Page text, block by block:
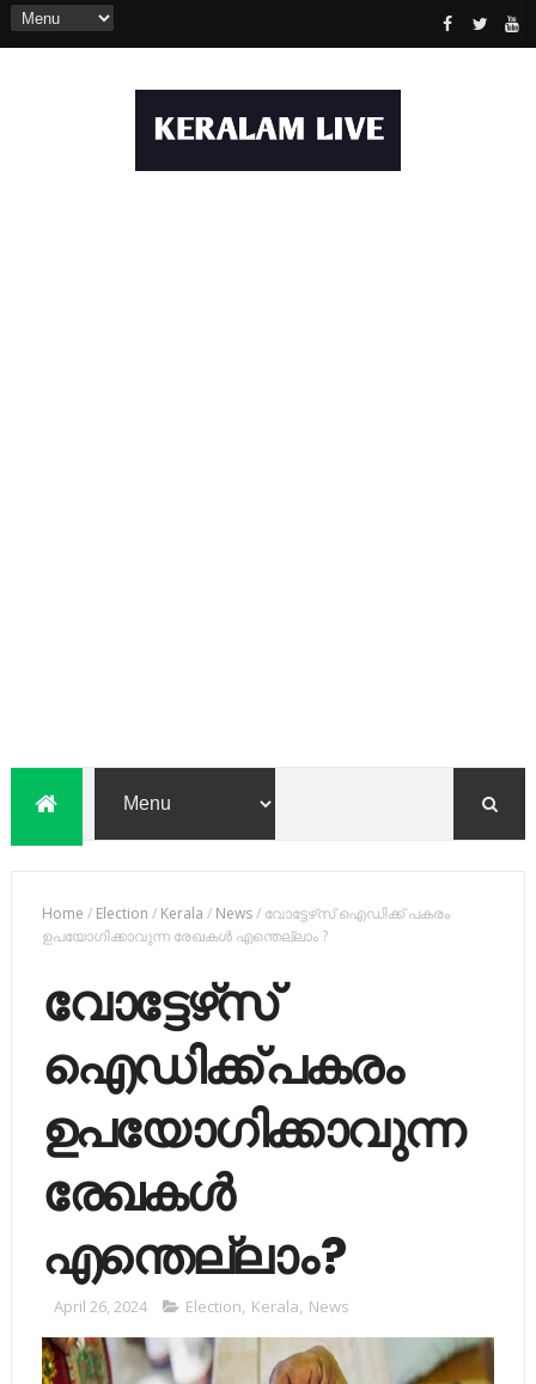
Home / Election / Kerala / News/ വോട്ടേഴ്‌സ് ഐഡിക്ക് പകരം
ഉപയോഗിക്കാവുന്ന രേഖകൾ എന്തെല്ലാം ?
വോട്ടേഴ്‌സ്
ഐഡിക്ക് പകരം
ഉപയോഗിക്കാവുന്ന
രേഖകൾ
എന്തെല്ലാം ?
April 26, 2024 Election, Kerala, News